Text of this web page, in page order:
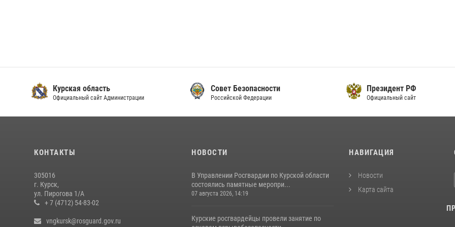
Курская область
Официальный сайт Администрации
Совет Безопасности
Российской Федерации
Президент РФ
Официальный сайт
КОНТАКТЫ
305016
г. Курск,
ул. Пирогова 1/А
+ 7 (4712) 54-83-02
vngkursk@rosguard.gov.ru
НОВОСТИ
В Управлении Росгвардии по Курской области
состоялись памятные меропри...
07 августа 2026, 14:19
Курские росгвардейцы провели занятие по
НАВИГАЦИЯ
Новости
Карта сайта